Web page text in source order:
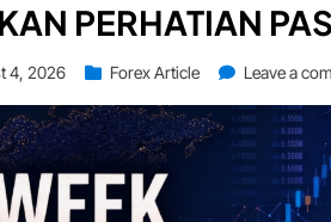
PERHATIAN
4, 2026 Forex Article Leave a